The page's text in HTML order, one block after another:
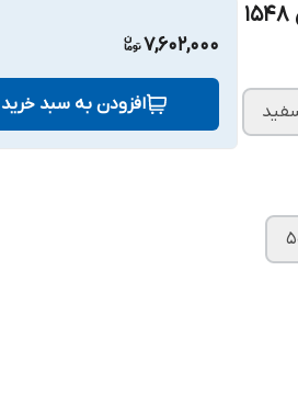
7,602,000
افزودن به سبد خرید